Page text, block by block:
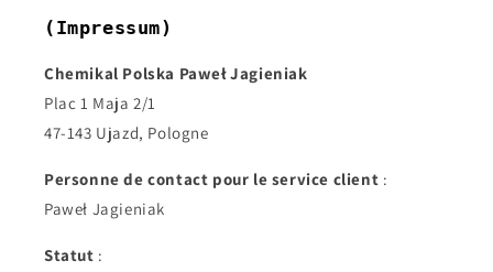
(Impressum)
Chemikal Polska Paweł Jagieniak
Plac 1 Maja 2/1
47-143 Ujazd, Pologne
Personne de contact pour le service client :
Paweł Jagieniak
Statut :